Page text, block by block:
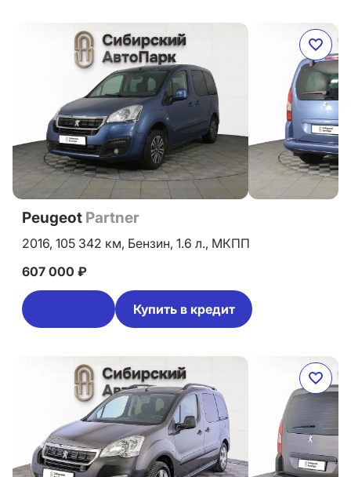
Peugeot Partner
2016, 105 342 км, Бензин, 1.6 л., МКПП
607 000 ₽
Купить в кредит